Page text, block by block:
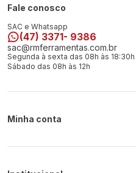
Fale conosco
SAC e Whatsapp
(47) 3371- 9386
sac@rmferramentas.com.br
Segunda à sexta das 08h às 18:30h
Sábado das 08h às 12h
Minha conta
Endereço de Entrega